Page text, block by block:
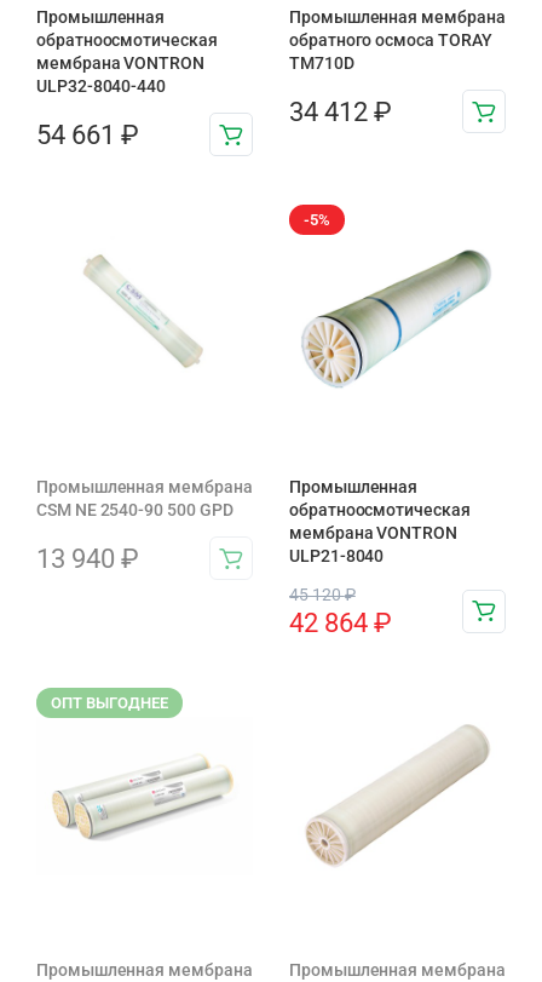
Промышленная
обратноосмотическая
мембрана VONTRON
ULP32-8040-440
54 661 ₽
Промышленная мембрана
обратного осмоса TORAY
TM710D
34 412 ₽
Промышленная мембрана
CSM NE 2540-90 500 GPD
13 940 ₽
-5%
Промышленная
обратноосмотическая
мембрана VONTRON
ULP21-8040
45 120₽
42 864 ₽
ОПТ ВЫГОДНЕЕ
Промышленная мембрана
Промышленная мембрана